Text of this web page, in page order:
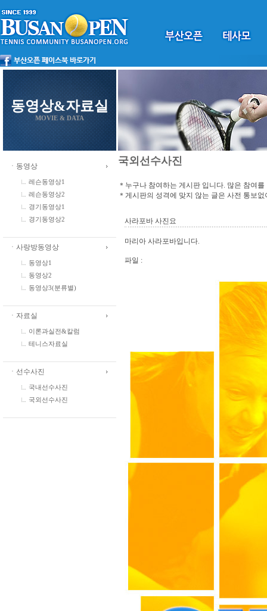
동영상&자료실
MOVIE & DATA
ㆍ동영상
레슨동영상1
레슨동영상2
경기동영상1
경기동영상2
ㆍ사랑방동영상
동영상1
동영상2
동영상3(분류별)
ㆍ자료실
이론과실전&칼럼
테니스자료실
ㆍ선수사진
국내선수사진
국외선수사진
국외선수사진
＊누구나 참여하는 게시판 입니다. 많은 참여를
＊게시판의 성격에 맞지 않는 글은 사전 통보
사라포바 사진요
마리아 사라포바입니다.
파일 :